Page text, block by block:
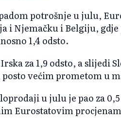
potrošnje u julu,
i Njemačku i Belgiju,
1,4 odsto.
za 1,9 odsto, a slijedi
posto većim prometom u
u julu je pao za
Eurostatovim